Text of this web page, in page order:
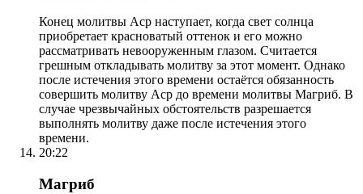
Конец молитвы Аср наступает, когда свет солнца
приобретает красноватый оттенок и его можно
рассматривать невооруженным глазом. Считается
грешным откладывать молитву за этот момент. Однако
после истечения этого времени остаётся обязанность
совершить молитву Аср до времени молитвы Магриб. В
случае чрезвычайных обстоятельств разрешается
выполнять молитву даже после истечения этого
времени.
20:22
Магриб